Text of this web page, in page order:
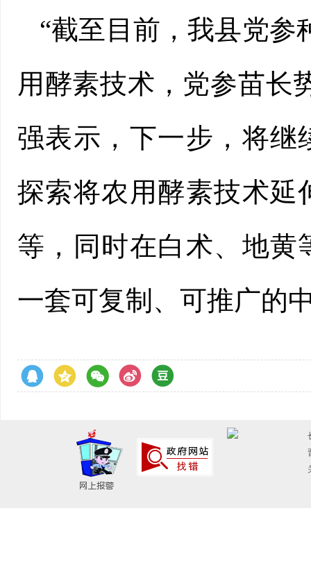
“截至目前，我县党参
用酵素技术， 党参苗长
强表示，下一步，将继
探索将农用酵素技术延
等，同时在白术、地黄
一套可复制、可推广的